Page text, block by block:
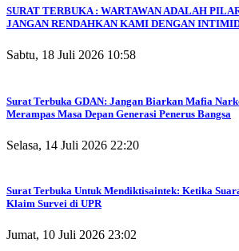
SURAT TERBUKA : WARTAWAN ADALAH
JANGAN RENDAHKAN KAMI DENGAN
Sabtu, 18 Juli 2026 10:58
Surat Terbuka GDAN: Jangan Biarkan Mafia
Merampas Masa Depan Generasi Penerus Bangsa
Selasa, 14 Juli 2026 22:20
Surat Terbuka Untuk Mendiktisaintek: Ketika
Klaim Survei di UPR
Jumat, 10 Juli 2026 23:02